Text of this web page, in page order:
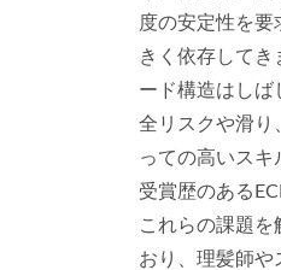
度の安定性を要
きく依存してき
ード構造はしば
全リスクや滑り
っての高いスキ
受賞歴のある
これらの課題を
おり、理髪師や